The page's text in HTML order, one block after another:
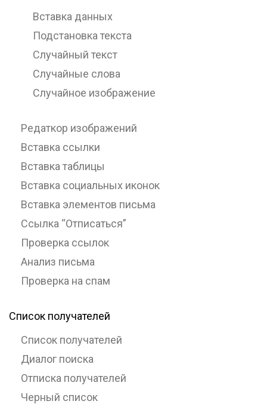
Вставка данных
Подстановка текста
Случайный текст
Случайные слова
Случайное изображение
Редаткор изображений
Вставка ссылки
Вставка таблицы
Вставка социальных иконок
Вставка элементов письма
Ссылка “Отписаться”
Проверка ссылок
Анализ письма
Проверка на спам
Список получателей
Список получателей
Диалог поиска
Отписка получателей
Черный список